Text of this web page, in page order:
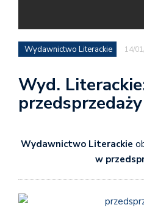
Wydawnictwo Literackie 14/
Wyd.
Wydawnictwo Literackie
w